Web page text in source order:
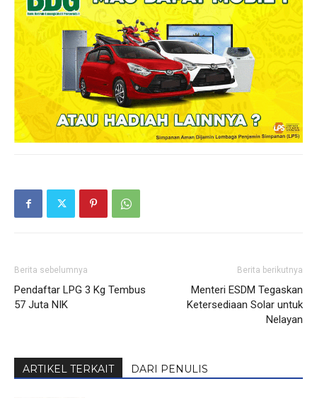
Berita sebelumnya
Pendaftar LPG 3 Kg Tembus
57 Juta NIK
Berita berikutnya
Menteri ESDM Tegaskan
Ketersediaan Solar untuk
Nelayan
ARTIKEL TERKAIT DARI PENULIS